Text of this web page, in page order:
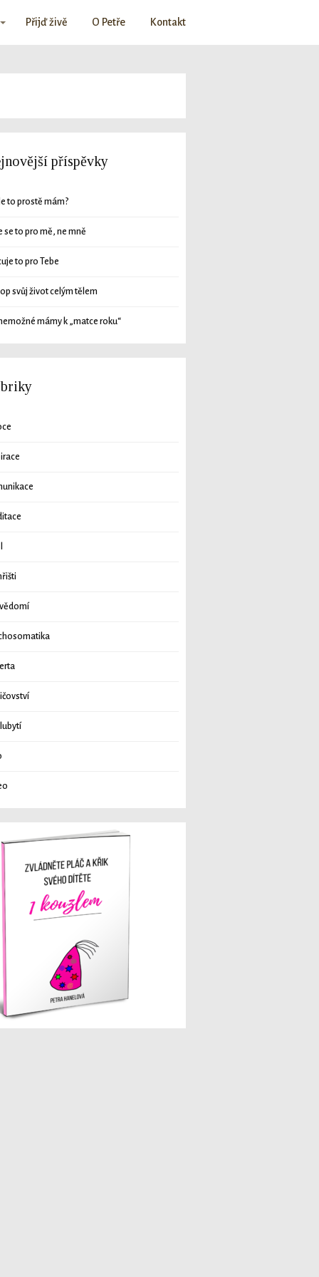
Přijď živě O Petře Kontakt
příspěvky
to prostě mám?
se to pro mě, ne mně
to pro Tebe
svůj život celým tělem
mámy k „matce roku“